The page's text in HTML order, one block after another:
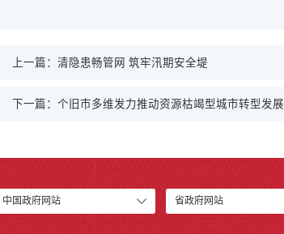
上一篇：清隐患畅管网 筑牢汛期安全堤
下一篇：个旧市多维发力推动资源枯竭型城市转型发展
中国政府网站 省政府网站